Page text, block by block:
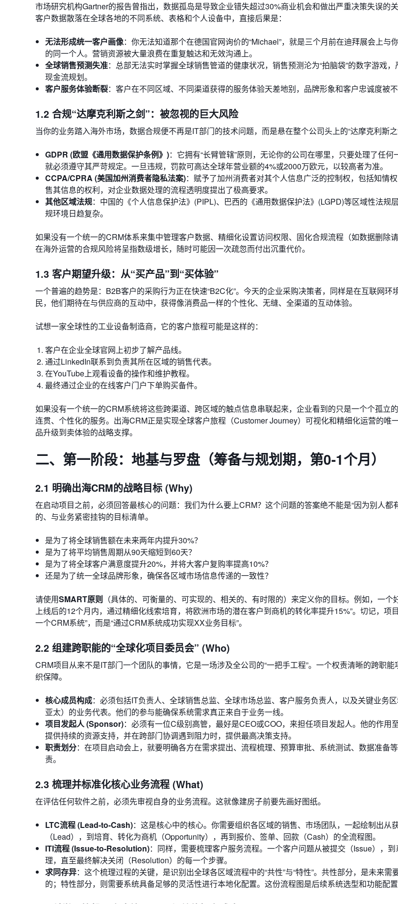
市场研究机构Gartner的报告曾指出，数据孤岛是导致企业错失超过30%商业机会和做出严重决策失误的
客户数据散落在全球各地的不同系统、表格和个人设备中，直接后果是：
无法形成统一客户画像：你无法知道那个在德国官网询价的“Michael”，就是三个月前在迪拜展会上与
的同一个人。营销资源被大量浪费在重复触达和无效沟通上。
全球销售预测失准：总部无法实时掌握全球销售管道的健康状况，销售预测沦为“拍脑袋”的数字游戏
现金流规划。
客户服务体验断裂：客户在不同区域、不同渠道获得的服务体验天差地别，品牌形象和客户忠诚度被不
1.2 合规“达摩克利斯之剑”：被忽视的巨大风险
当你的业务踏入海外市场，数据合规便不再是IT部门的技术问题，而是悬在整个公司头上的“达摩克利斯之
GDPR (欧盟《通用数据保护条例》)：它拥有“长臂管辖”原则，无论你的公司在哪里，只要处理了任何
就必须遵守其严苛规定。一旦违规，罚款可高达全球年营业额的4%或2000万欧元，以较高者为准。
CCPA/CPRA (美国加州消费者隐私法案)：赋予了加州消费者对其个人信息广泛的控制权，包括知情
售其信息的权利，对企业数据处理的流程透明度提出了极高要求。
其他区域法规：中国的《个人信息保护法》(PIPL)、巴西的《通用数据保护法》(LGPD)等区域性法规
规环境日趋复杂。
如果没有一个统一的CRM体系来集中管理客户数据、精细化设置访问权限、固化合规流程（如数据删除
在海外运营的合规风险将呈指数级增长，随时可能因一次疏忽而付出沉重代价。
1.3 客户期望升级：从“买产品”到“买体验”
一个普遍的趋势是：B2B客户的采购行为正在快速“B2C化”。今天的企业采购决策者，同样是在互联网环
民，他们期待在与供应商的互动中，获得像消费品一样的个性化、无缝、全渠道的互动体验。
试想一家全球性的工业设备制造商，它的客户旅程可能是这样的：
客户在企业全球官网上初步了解产品线。
通过LinkedIn联系到负责其所在区域的销售代表。
在YouTube上观看设备的操作和维护教程。
最终通过企业的在线客户门户下单购买备件。
如果没有一个统一的CRM系统将这些跨渠道、跨区域的触点信息串联起来，企业看到的只是一个个孤立
连贯、个性化的服务。出海CRM正是实现全球客户旅程（Customer Journey）可视化和精细化运营的唯
品升级到卖体验的战略支撑。
二、第一阶段：地基与罗盘（筹备与规划期，第0-1个月）
2.1 明确出海CRM的战略目标 (Why)
在启动项目之前，必须回答最核心的问题：我们为什么要上CRM？这个问题的答案绝不能是“因为别人都
的、与业务紧密挂钩的目标清单。
是为了将全球销售额在未来两年内提升30%？
是为了将平均销售周期从90天缩短到60天？
是为了将全球客户满意度提升20%，并将大客户复购率提高10%？
还是为了统一全球品牌形象，确保各区域市场信息传递的一致性？
请使用SMART原则 （具体的、可衡量的、可实现的、相关的、有时限的）来定义你的目标。例如，一个
上线后的12个月内，通过精细化线索培育，将欧洲市场的潜在客户到商机的转化率提升15%”。切记，项
一个CRM系统”，而是“通过CRM系统成功实现XX业务目标”。
2.2 组建跨职能的“全球化项目委员会” (Who)
CRM项目从来不是IT部门一个团队的事情，它是一场涉及全公司的“一把手工程”。一个权责清晰的跨职
织保障。
核心成员构成：必须包括IT负责人、全球销售总监、全球市场总监、客户服务负责人，以及关键业务区
亚太）的业务代表。他们的参与能确保系统需求真正来自于业务一线。
项目发起人 (Sponsor)：必须有一位C级别高管，最好是CEO或COO，来担任项目发起人。他的作用
提供持续的资源支持，并在跨部门协调遇到阻力时，提供最高决策支持。
职责划分：在项目启动会上，就要明确各方在需求提出、流程梳理、预算审批、系统测试、数据准备
责。
2.3 梳理并标准化核心业务流程 (What)
在评估任何软件之前，必须先审视自身的业务流程。这就像建房子前要先画好图纸。
LTC流程 (Lead-to-Cash)：这是核心中的核心。你需要组织各区域的销售、市场团队，一起绘制出从
（Lead），到培育、转化为商机（Opportunity），再到报价、签单、回款（Cash）的全流程图。
ITI流程 (Issue-to-Resolution)：同样，需要梳理客户服务流程。一个客户问题从被提交（Issue），
理，直至最终解决关闭（Resolution）的每一个步骤。
求同存异：这个梳理过程的关键，是识别出全球各区域流程中的“共性”与“特性”。共性部分，是未来需
的；特性部分，则需要系统具备足够的灵活性进行本地化配置。这份流程图是后续系统选型和功能配置